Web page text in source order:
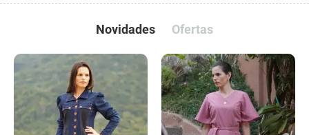
Novidades Ofertas